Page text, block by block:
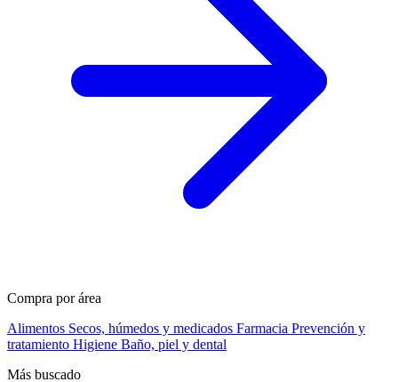
Compra por área
Alimentos Secos, húmedos y medicados Farmacia Prevención y
tratamiento Higiene Baño, piel y dental
Más buscado